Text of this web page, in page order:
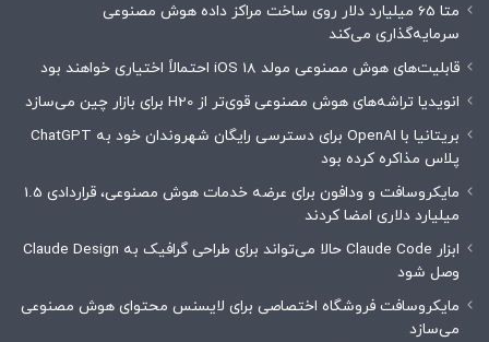
متا 65 میلیارد دلار روی ساخت مراکز داده هوش مصنوعی
سرمایه‌گذاری می‌کند
قابلیت‌های هوش مصنوعی مولد iOS 18 احتمالاً اختیاری خواهند بود
انویدیا تراشه‌های هوش مصنوعی قوی‌تر از H20 برای بازار چین می‌سازد
بریتانیا با OpenAI برای دسترسی رایگان شهروندان خود به ChatGPT
پلاس مذاکره کرده بود
مایکروسافت و ودافون برای عرضه خدمات هوش مصنوعی، قراردادی 1.5
میلیارد دلاری امضا کردند
ابزار Claude Code حالا می‌تواند برای طراحی گرافیک به Claude Design
وصل شود
مایکروسافت فروشگاه اختصاصی برای لایسنس محتوای هوش مصنوعی
می‌سازد